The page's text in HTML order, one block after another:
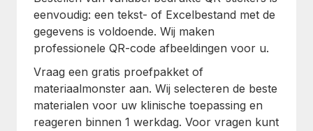
eenvoudig: een tekst- of Excelbestand met de
gegevens is voldoende. Wij maken
professionele QR-code afbeeldingen voor u.
Vraag een gratis proefpakket of
materiaalmonster aan. Wij selecteren de beste
materialen voor uw klinische toepassing en
reageren binnen 1 werkdag. Voor vragen kunt